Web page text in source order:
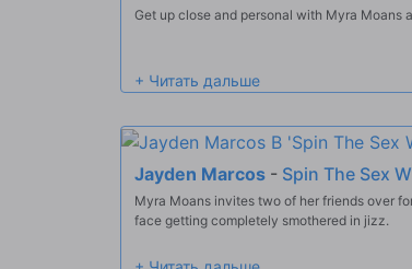
Get up close and personal with Myra Moans
Jayden Marcos - Spin The Sex
Myra Moans invites two of her friends over
face getting completely smothered in jizz.